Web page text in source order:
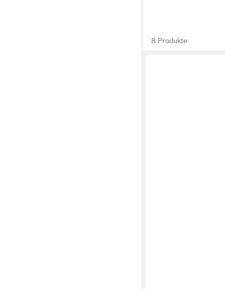
8 Produkte